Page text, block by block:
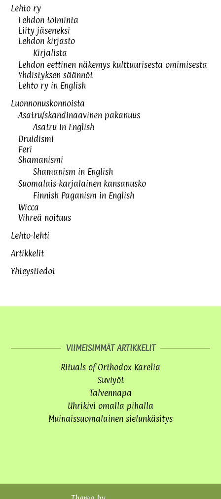
Lehto ry
Lehdon toiminta
Liity jäseneksi
Lehdon kirjasto
Kirjalista
Lehdon eettinen näkemys kulttuurisesta omimisesta
Yhdistyksen säännöt
Lehto ry in English
Luonnonuskonnoista
Asatru/skandinaavinen pakanuus
Asatru in English
Druidismi
Feri
Shamanismi
Shamanism in English
Suomalais-karjalainen kansanusko
Finnish Paganism in English
Wicca
Vihreä noituus
Lehto-lehti
Artikkelit
Yhteystiedot
VIIMEISIMMÄT ARTIKKELIT
Rituals of Orthodox Karelia
Suviyöt
Talvennapa
Uhrikivi omalla pihalla
Muinaissuomalainen sielunkäsitys